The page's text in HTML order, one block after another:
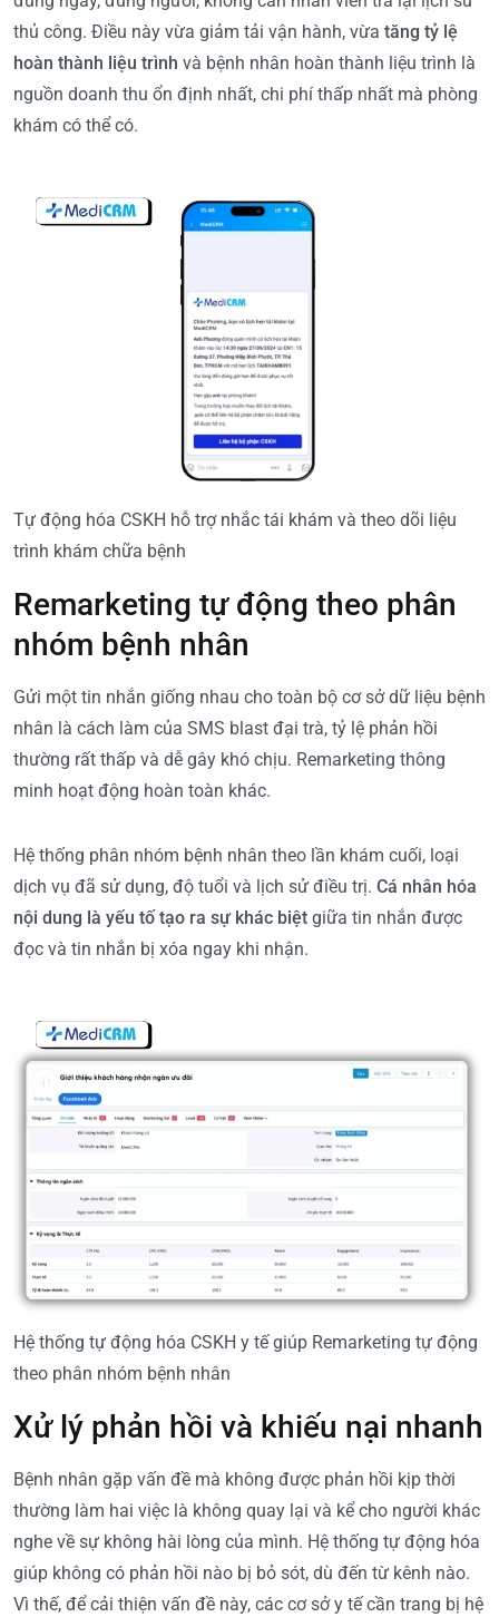
thủ công. Điều này vừa giảm tải vận hành, vừa tăng tỷ lệ
hoàn thành liệu trình và bệnh nhân hoàn thành liệu trình là
nguồn doanh thu ổn định nhất, chi phí thấp nhất mà phòng
khám có thể có.
Tự động hóa CSKH hỗ trợ nhắc tái khám và theo dõi liệu
trình khám chữa bệnh
Remarketing tự động theo phân
nhóm bệnh nhân
Gửi một tin nhắn giống nhau cho toàn bộ cơ sở dữ liệu bệnh
nhân là cách làm của SMS blast đại trà, tỷ lệ phản hồi
thường rất thấp và dễ gây khó chịu. Remarketing thông
minh hoạt động hoàn toàn khác.
Hệ thống phân nhóm bệnh nhân theo lần khám cuối, loại
dịch vụ đã sử dụng, độ tuổi và lịch sử điều trị. Cá nhân hóa
nội dung là yếu tố tạo ra sự khác biệt giữa tin nhắn được
đọc và tin nhắn bị xóa ngay khi nhận.
Hệ thống tự động hóa CSKH y tế giúp Remarketing tự động
theo phân nhóm bệnh nhân
Xử lý phản hồi và khiếu nại nhanh
Bệnh nhân gặp vấn đề mà không được phản hồi kịp thời
thường làm hai việc là không quay lại và kể cho người khác
nghe về sự không hài lòng của mình. Hệ thống tự động hóa
giúp không có phản hồi nào bị bỏ sót, dù đến từ kênh nào.
Vì thế, để cải thiện vấn đề này, các cơ sở y tế cần trang bị hệ